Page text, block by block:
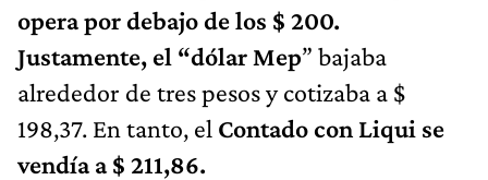
opera por debajo de los $ 200.
Justamente, el “dólar Mep” bajaba
alrededor de tres pesos y cotizaba a $
198,37. En tanto, el Contado con Liqui se
vendía a $ 211,86.